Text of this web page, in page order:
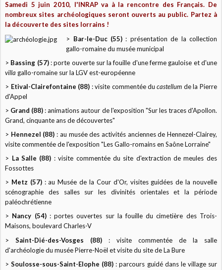
Samedi 5 juin 2010, l'INRAP va à la rencontre des Français. De
nombreux sites archéologiques seront ouverts au public. Partez à
la découverte des sites lorrains !
> Bar-le-Duc (55) : présentation de la collection
gallo-romaine du musée municipal
> Bassing (57): porte ouverte sur la fouille d'une ferme gauloise et d'une
villa gallo-romaine sur la LGV est-européenne
> Etival-Clairefontaine (88) : visite commentée ducastellum de la Pierre
d'Appel
> Grand (88) : animations autour de l'exposition "Sur les traces d'Apollon.
Grand, cinquante ans de découvertes"
> Hennezel (88) : au musée des activités anciennes de Hennezel-Clairey,
visite commentée de l'exposition "Les Gallo-romains en Saône Lorraine"
> La Salle (88) : visite commentée du site d'extraction de meules des
Fossottes
> Metz (57): au Musée de la Cour d'Or, visites guidées de la nouvelle
scénographie des salles sur les divinités orientales et la période
paléochrétienne
> Nancy (54): portes ouvertes sur la fouille du cimetière des Trois-
Maisons, boulevard Charles-V
>Saint-Dié-des-Vosges (88) : visite commentée de la salle
d'archéologie du musée Pierre-Noël et visite du site de La Bure
>Soulosse-sous-Saint-Elophe (88) : parcours guidé dans le village sur